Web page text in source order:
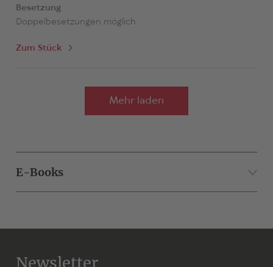
Besetzung
Doppelbesetzungen möglich
Zum Stück
Mehr laden
E-Books
John von Düffel,Sophokles,Euripides,Aischylos
Newsletter